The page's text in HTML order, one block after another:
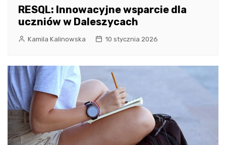
RESQL: Innowacyjne wsparcie dla
uczniów w Daleszycach
Kamila Kalinowska 10 stycznia 2026